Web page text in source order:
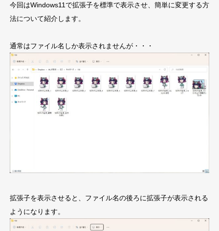
今回はWindows11で拡張子を標準で表示させ、簡単に変更する方
法について紹介します。
通常はファイル名しか表示されませんが・・・
拡張子を表示させると、ファイル名の後ろに拡張子が表示される
ようになります。